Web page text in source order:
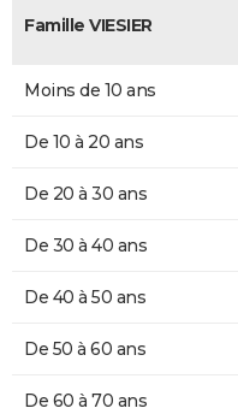
Famille VIESIER
Moins de 10 ans
De 10 à 20 ans
De 20 à 30 ans
De 30 à 40 ans
De 40 à 50 ans
De 50 à 60 ans
De 60 à 70 ans